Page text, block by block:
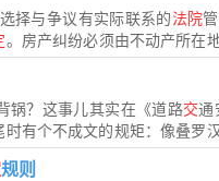
择与争议有实际联系的法院
。房产纠纷必须由不动产所在
锅？这事儿其实在《道路交通
时有个不成文的规矩：像叠罗
规则